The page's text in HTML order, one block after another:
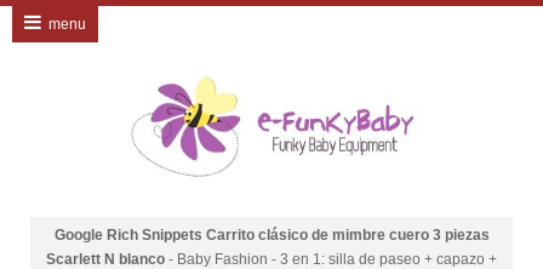
Google Rich Snippets Carrito clásico de mimbre cuero 3 piezas
Scarlett N blanco - Baby Fashion - 3 en 1: silla de paseo + capazo +
menu